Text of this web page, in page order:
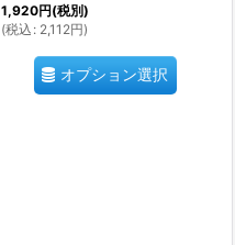
1,920円(税別)
(税込 : 2,112円)
オプション選択